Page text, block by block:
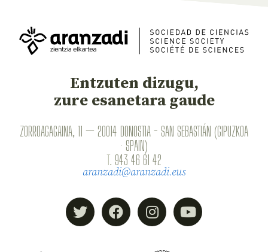
Entzuten dizugu,
zure esanetara gaude
ZORROAGAGAINA, 11 — 20014 DONOSTIA - SAN SEBASTIÁN (GIPUZKOA
· SPAIN)
T. 943 46 61 42
aranzadi@aranzadi.eus